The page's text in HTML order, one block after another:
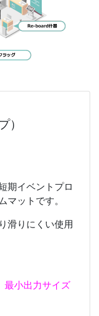
）
期イベントプロ
マットです。
滑りにくい使用
小出力サイズ